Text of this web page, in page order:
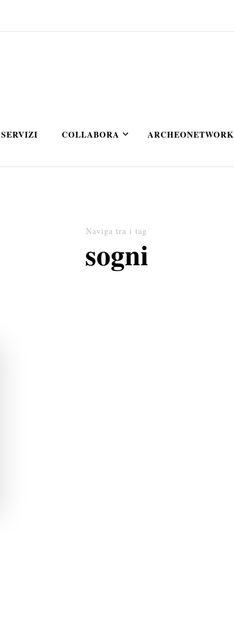
SERVIZI COLLABORA ARCHEONETWORK
Naviga tra i tag
sogni